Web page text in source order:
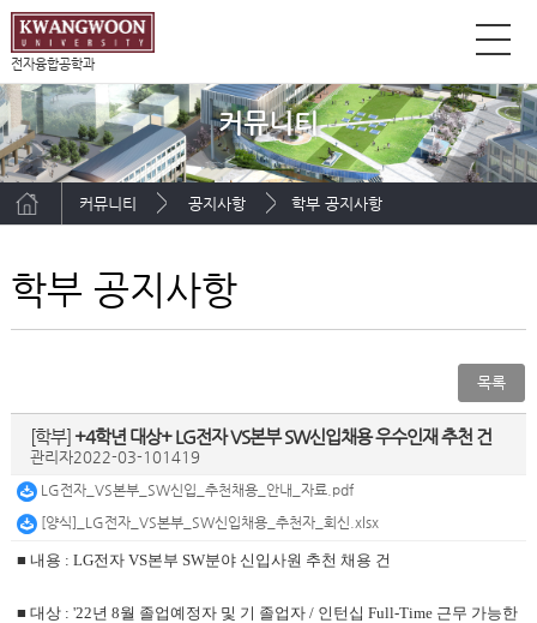
전자융합공학과
커뮤니티
커뮤니티 공지사항 학부 공지사항
학부 공지사항
목록
[학부] +4학년 대상+ LG전자 VS본부 SW신입채용 우수인재 추천 건
관리자2022-03-10 1419
LG전자_VS본부_SW신입_추천채용_안내_자료.pdf
[양식]_LG전자_VS본부_SW신입채용_추천자_회신.xlsx
■ 내용 : LG전자 VS본부 SW분야 신입사원 추천 채용 건
■ 대상 : '22년 8월 졸업예정자 및 기 졸업자 / 인턴십 Full-Time 근무 가능한